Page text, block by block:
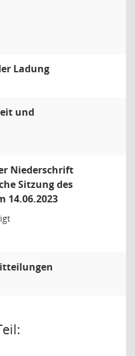
Ladung
und
Niederschrift
Sitzung des
14.06.2023